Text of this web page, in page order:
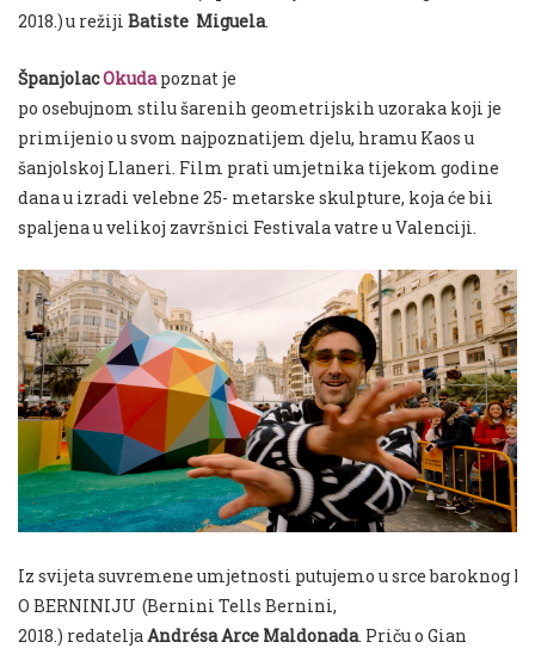
2018.)u režiji Batiste Miguela.
ŠpanjolacOkuda poznatje
po osebujnom stilušarenih geometrijskih uzoraka koji je
primijenio u svom najpoznatijem djelu, hramu Kaos u
šanjolskoj Llaneri. Film prati umjetnika tijekom godine
dana u izradi velebne 25- metarske skulpture, koja će bii
spaljena u velikoj završnici Festivala vatre u Valenciji.
Iz svijeta suvremene umjetnosti putujemo usrce baroknog
O BERNINIJU (Bernini Tells Bernini,
2018.) redatelja Andrésa Arce Maldonada. Priču o Gian